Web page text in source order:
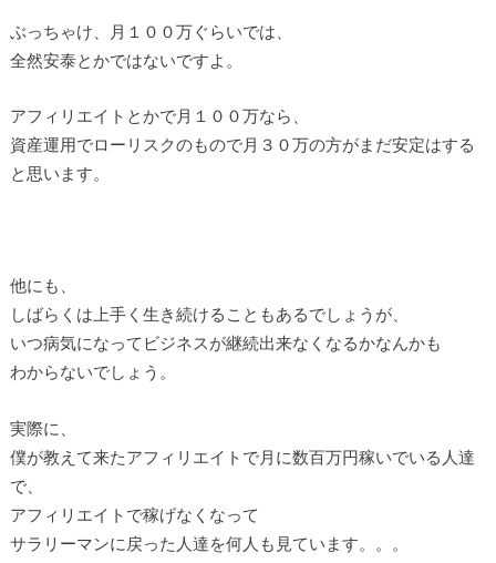
ぶっちゃけ、月１００万ぐらいでは、
全然安泰とかではないですよ。
アフィリエイトとかで月１００万なら、
資産運用でローリスクのもので月３０万の方がまだ安定はする
と思います。
他にも、
しばらくは上手く生き続けることもあるでしょうが、
いつ病気になってビジネスが継続出来なくなるかなんかも
わからないでしょう。
実際に、
僕が教えて来たアフィリエイトで月に数百万円稼いでいる人達
で、
アフィリエイトで稼げなくなって
サラリーマンに戻った人達を何人も見ています。。。